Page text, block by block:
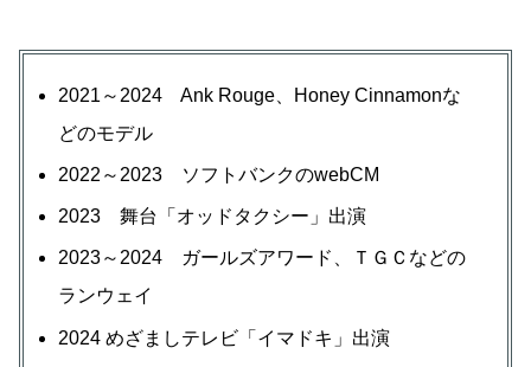
2021～2024 Ank Rouge、Honey Cinnamonな
どのモデル
2022～2023 ソフトバンクのwebCM
2023 舞台「オッドタクシー」出演
2023～2024 ガールズアワード、ＴＧＣなどの
ランウェイ
2024 めざましテレビ「イマドキ」出演